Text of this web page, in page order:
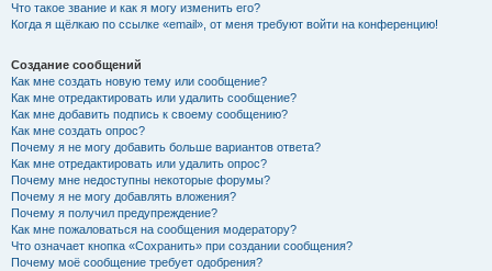
Что такое звание и как я могу изменить его?
Когда я щёлкаю по ссылке «email», от меня требуют войти на конференцию!
Создание сообщений
Как мне создать новую тему или сообщение?
Как мне отредактировать или удалить сообщение?
Как мне добавить подпись к своему сообщению?
Как мне создать опрос?
Почему я не могу добавить больше вариантов ответа?
Как мне отредактировать или удалить опрос?
Почему мне недоступны некоторые форумы?
Почему я не могу добавлять вложения?
Почему я получил предупреждение?
Как мне пожаловаться на сообщения модератору?
Что означает кнопка «Сохранить» при создании сообщения?
Почему моё сообщение требует одобрения?